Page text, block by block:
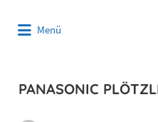
Menü
PANASONIC